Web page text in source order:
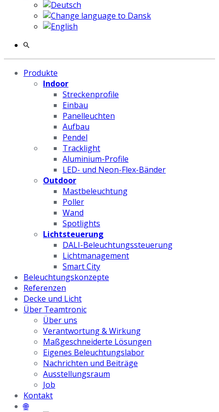
Produkte
Indoor
Streckenprofile
Einbau
Panelleuchten
Aufbau
Pendel
Tracklight
Aluminium-Profile
LED- und Neon-Flex-Bänder
Outdoor
Mastbeleuchtung
Poller
Wand
Spotlights
Lichtsteuerung
DALI-Beleuchtungssteuerung
Lichtmanagement
Smart City
Beleuchtungskonzepte
Referenzen
Decke und Licht
Über Teamtronic
Über uns
Verantwortung & Wirkung
Maßgeschneiderte Lösungen
Eigenes Beleuchtungslabor
Nachrichten und Beiträge
Ausstellungsraum
Job
Kontakt
🌐